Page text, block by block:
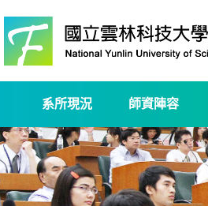
系所現況 師資陣容